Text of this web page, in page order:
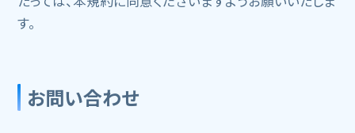
す。
お問い合わせ